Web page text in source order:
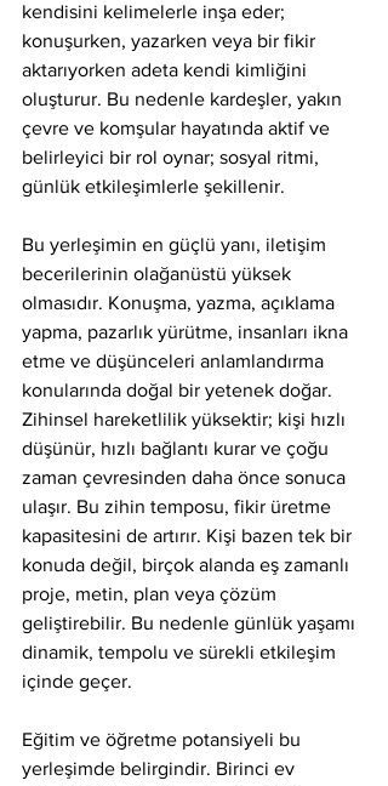
kendisini kelimelerle inşa eder;
konuşurken, yazarken veya bir fikir
aktarıyorken adeta kendi kimliğini
oluşturur. Bu nedenle kardeşler, yakın
çevre ve komşular hayatında aktif ve
belirleyici bir rol oynar; sosyal ritmi,
günlük etkileşimlerle şekillenir.
Bu yerleşimin en güçlü yanı, iletişim
becerilerinin olağanüstü yüksek
olmasıdır. Konuşma, yazma, açıklama
yapma, pazarlık yürütme, insanları ikna
etme ve düşünceleri anlamlandırma
konularında doğal bir yetenek doğar.
Zihinsel hareketlilik yüksektir; kişi hızlı
düşünür, hızlı bağlantı kurar ve çoğu
zaman çevresinden daha önce sonuca
ulaşır. Bu zihin temposu, fikir üretme
kapasitesini de artırır. Kişi bazen tek bir
konuda değil, birçok alanda eş zamanlı
proje, metin, plan veya çözüm
geliştirebilir. Bu nedenle günlük yaşamı
dinamik, tempolu ve sürekli etkileşim
içinde geçer.
Eğitim ve öğretme potansiyeli bu
yerleşimde belirgindir. Birinci ev